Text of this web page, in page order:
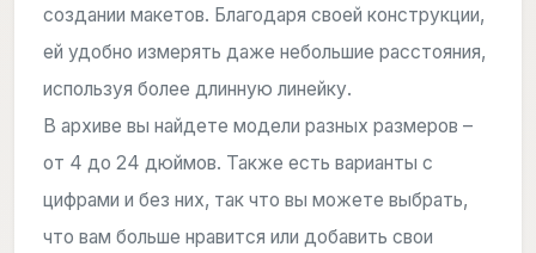
создании макетов. Благодаря своей конструкции,
ей удобно измерять даже небольшие расстояния,
используя более длинную линейку.
В архиве вы найдете модели разных размеров –
от 4 до 24 дюймов. Также есть варианты с
цифрами и без них, так что вы можете выбрать,
что вам больше нравится или добавить свои